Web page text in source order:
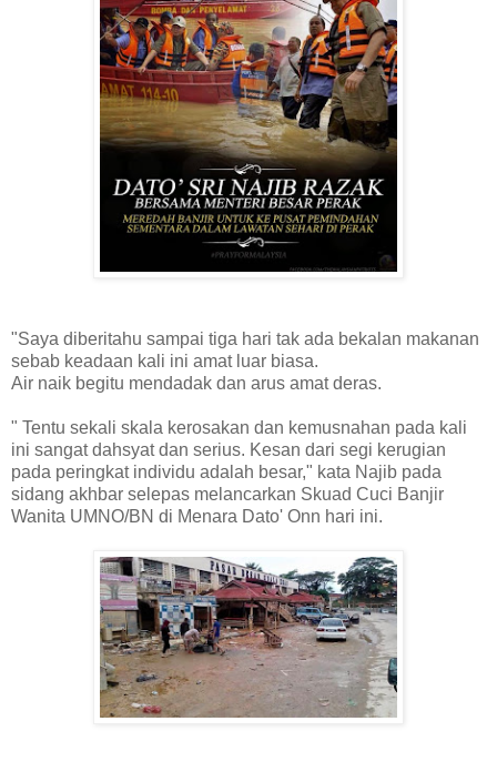
"Saya diberitahu sampai tiga hari tak ada bekalan makanan
sebab keadaan kali ini amat luar biasa.
Air naik begitu mendadak dan arus amat deras.
" Tentu sekali skala kerosakan dan kemusnahan pada kali
ini sangat dahsyat dan serius. Kesan dari segi kerugian
pada peringkat individu adalah besar," kata Najib pada
sidang akhbar selepas melancarkan Skuad Cuci Banjir
Wanita UMNO/BN di Menara Dato' Onn hari ini.